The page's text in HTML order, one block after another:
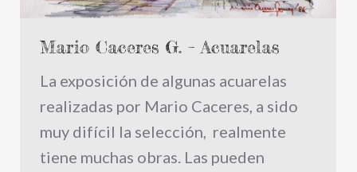
Mario Caceres G. – Acuarelas
La exposición de algunas acuarelas
realizadas por Mario Caceres, a sido
muy difícil la selección, realmente
tiene muchas obras. Las pueden